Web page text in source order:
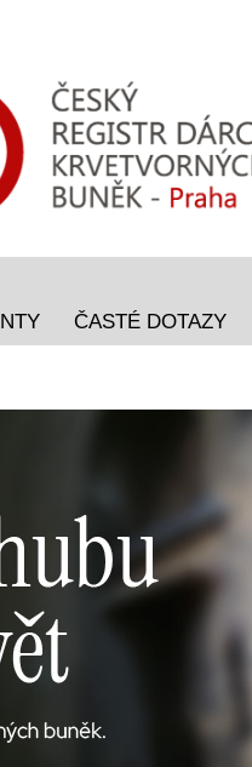
ČASTÉ DOTAZY